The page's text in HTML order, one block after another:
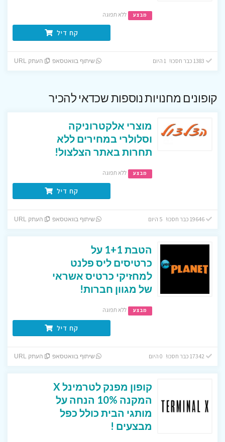
מבצע ללא תפוגה
קח דיל
שיתוף בוואטסאפ העתק URL
קופונים מחנויות נוספות שכדאי להכיר
מוצרי אלקטרוניקה
וסלולרי במחירים ללא
תחרות באתר הצלצול!
מבצע ללא תפוגה
קח דיל
19646 כבר חסכו! 5 היום שיתוף בוואטסאפ העתק URL
הטבת 1+1 על
כרטיסים ליס פלנט
למחזיקי כרטיס אשראי
של מגוון חברות!
מבצע ללא תפוגה
קח דיל
שיתוף בוואטסאפ העתק URL
קופון מפנק לטרמינל X
המקנה 10% הנחה על
מותגי הבית כולל כפל
מבצעים !